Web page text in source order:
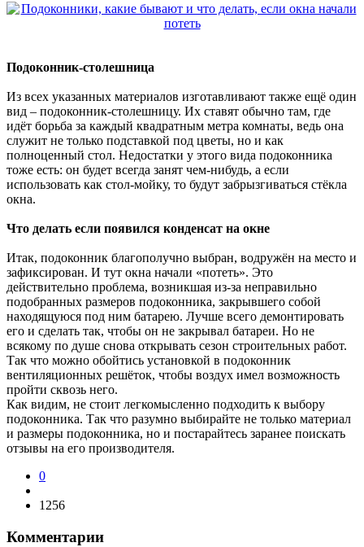
Подоконник-столешница
Из всех указанных материалов изготавливают также ещё один
вид – подоконник-столешницу. Их ставят обычно там, где
идёт борьба за каждый квадратным метра комнаты, ведь она
служит не только подставкой под цветы, но и как
полноценный стол. Недостатки у этого вида подоконника
тоже есть: он будет всегда занят чем-нибудь, а если
использовать как стол-мойку, то будут забрызгиваться стёкла
окна.
Что делать если появился конденсат на окне
Итак, подоконник благополучно выбран, водружён на место и
зафиксирован. И тут окна начали «потеть». Это
действительно проблема, возникшая из-за неправильно
подобранных размеров подоконника, закрывшего собой
находящуюся под ним батарею. Лучше всего демонтировать
его и сделать так, чтобы он не закрывал батареи. Но не
всякому по душе снова открывать сезон строительных работ.
Так что можно обойтись установкой в подоконник
вентиляционных решёток, чтобы воздух имел возможность
пройти сквозь него.
Как видим, не стоит легкомысленно подходить к выбору
подоконника. Так что разумно выбирайте не только материал
и размеры подоконника, но и постарайтесь заранее поискать
отзывы на его производителя.
0
1256
Комментарии